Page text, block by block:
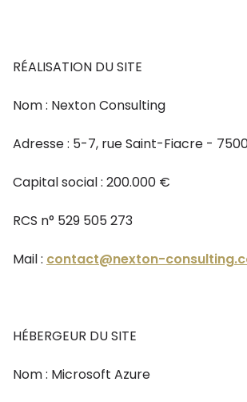
RÉALISATION DU SITE
Nom : Nexton Consulting
Adresse : 5-7, rue Saint-Fiacre -
Capital social : 200.000 €
RCS n° 529 505 273
Mail : contact@nexton-
HÉBERGEUR DU SITE
Nom : Microsoft Azure